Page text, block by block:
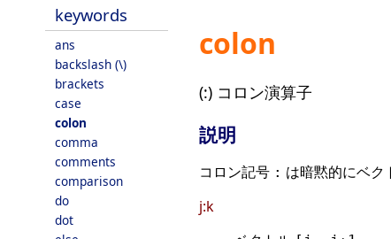
keywords
ans
backslash (\)
brackets
case
colon
comma
comments
comparison
do
dot
colon
(:) コロン演算子
説明
コロン記号 : は暗黙的にベク
j:k